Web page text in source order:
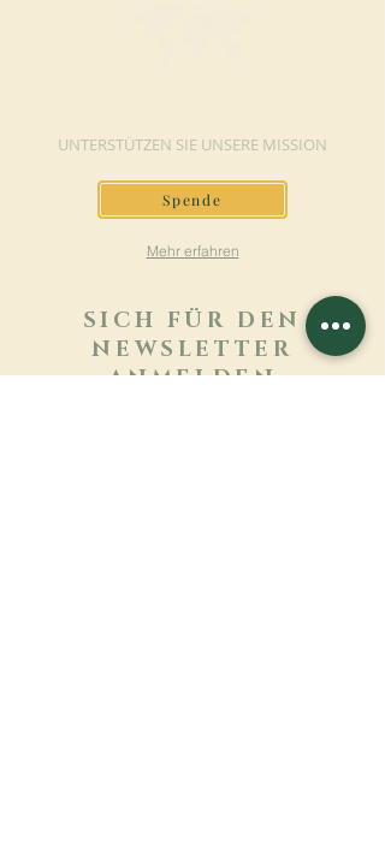
UNTERSTÜTZEN SIE UNSERE MISSION
Spende
Mehr erfahren
SICH FÜR DEN
NEWSLETTER
ANMELDEN